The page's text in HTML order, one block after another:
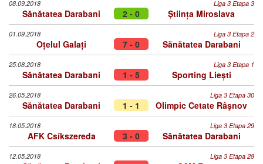
08.09.2018 Liga 3 Etapa 3
Sănătatea Darabani 2 - 0 Știința Miroslava
01.09.2018 Liga 3 Etapa 2
Oțelul Galați 7 - 0 Sănătatea Darabani
25.08.2018 Liga 3 Etapa 1
Sănătatea Darabani 1 - 5 Sporting Liești
26.05.2018 Liga 3 Etapa 30
Sănătatea Darabani 1 - 1 Olimpic Cetate Râşnov
18.05.2018 Liga 3 Etapa 29
AFK Csíkszereda 3 - 0 Sănătatea Darabani
12.05.2018 Liga 3 Etapa 28